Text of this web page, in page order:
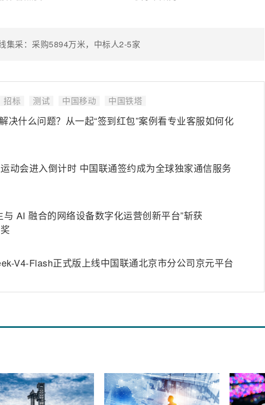
集采：采购5894万米，中标人2-5家
招标 测试 中国移动 中国铁塔
决什么问题？从一起“签到红包”案例看专业客服如何化
动会进入倒计时 中国联通签约成为全球独家通信服务
与 AI 融合的网络设备数字化运营创新平台”斩获
V4-Flash正式版上线中国联通北京市分公司京元平台